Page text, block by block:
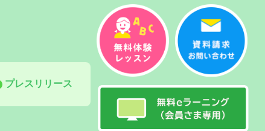
プレスリリース